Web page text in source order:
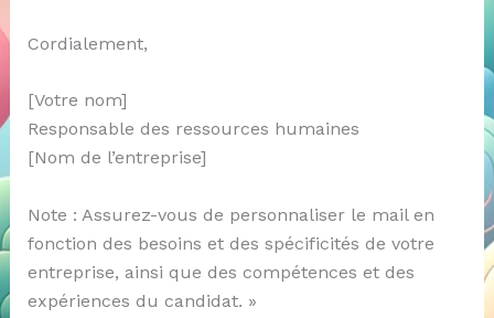
Cordialement,
[Votre nom]
Responsable des ressources humaines
[Nom de l’entreprise]
Note : Assurez-vous de personnaliser le mail en
fonction des besoins et des spécificités de votre
entreprise, ainsi que des compétences et des
expériences du candidat. »